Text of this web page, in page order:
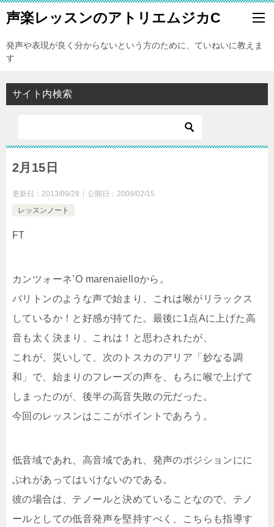
声楽レッスンのアトリエムジカC
発声や表現が良く分からないという方のために、ていねいに教えま
す
サイト内検索
2月15日
更新日： 2013/09/28 公開日： 2009/02/15
レッスンノート
FT
カンツォーネ’O marenaielloから。
バリトンのような声で始まり、これは喉がリラックス
しているか！と好感が持てた。最後に1点Aに上げた高
音も太く決まり、これは！と思わされたが、
これが、災いして、次のトスカのアリア「妙なる調
和」で、始まりのフレーズの声を、もろに喉で上げて
しまったのが、後半の高音失敗の元だった。
今回のレッスンはここがポイントであろう。
低音域であれ、高音域であれ、発声のポジションにに
ぶれがあってはいけないのである。
彼の場合は、テノールと決めていることなので、テノ
ールとしての低音発声を堅持すべく、こちらも指導す